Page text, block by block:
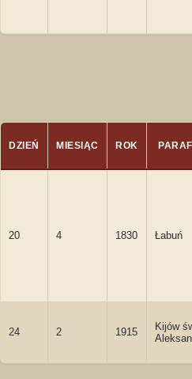
DZIEŃ MIESIĄC ROK
20 4 1830 Łabuń
24 2 1915
Kijów